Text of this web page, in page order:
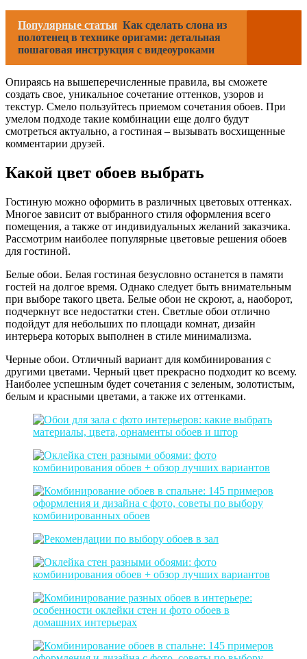
Популярные статьи Как сделать слона из
полотенец в технике оригами: детальная
пошаговая инструкция с видеоуроками
Опираясь на вышеперечисленные правила, вы сможете
создать свое, уникальное сочетание оттенков, узоров и
текстур. Смело пользуйтесь приемом сочетания обоев. При
умелом подходе такие комбинации еще долго будут
смотреться актуально, а гостиная – вызывать восхищенные
комментарии друзей.
Какой цвет обоев выбрать
Гостиную можно оформить в различных цветовых оттенках.
Многое зависит от выбранного стиля оформления всего
помещения, а также от индивидуальных желаний заказчика.
Рассмотрим наиболее популярные цветовые решения обоев
для гостиной.
Белые обои. Белая гостиная безусловно останется в памяти
гостей на долгое время. Однако следует быть внимательным
при выборе такого цвета. Белые обои не скроют, а, наоборот,
подчеркнут все недостатки стен. Светлые обои отлично
подойдут для небольших по площади комнат, дизайн
интерьера которых выполнен в стиле минимализма.
Черные обои. Отличный вариант для комбинирования с
другими цветами. Черный цвет прекрасно подходит ко всему.
Наиболее успешным будет сочетания с зеленым, золотистым,
белым и красными цветами, а также их оттенками.